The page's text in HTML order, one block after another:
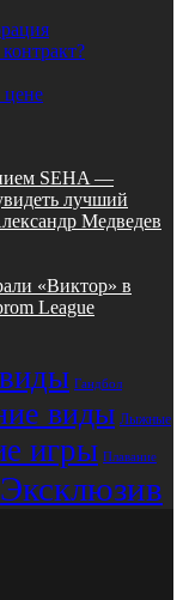
цене
SEHA —
лучший
Медведев
«Виктор» в
League
Гандбол
виды Лыжные
игры Плавание
Эксклюзив